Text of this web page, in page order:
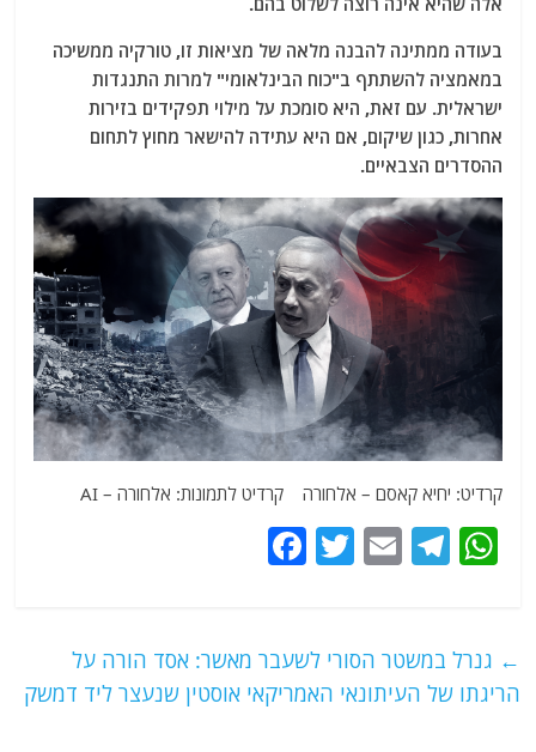
בעודה ממתינה להבנה מלאה של מציאות זו, טורקיה ממשיכה
במאמציה להשתתף ב"כוח הבינלאומי" למרות התנגדות
ישראלית. עם זאת, היא סומכת על מילוי תפקידים בזירות
אחרות, כגון שיקום, אם היא עתידה להישאר מחוץ לתחום
ההסדרים הצבאיים.
קרדיט: יחיא קאסם – אלחורה קרדיט לתמונות: אלחורה – AI
W
s
A
T
g
ra
E
l
T
er
e
b
← גנרל במשטר הסורי לשעבר מאשר: אסד הורה על
הריגתו של העיתונאי האמריקאי אוסטין שנעצר ליד דמשק